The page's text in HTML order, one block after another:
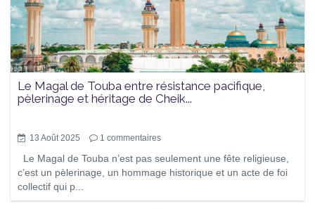
Le Magal de Touba entre résistance pacifique,
pèlerinage et héritage de Cheik...
13 Août 2025 1 commentaires
Le Magal de Touba n’est pas seulement une fête religieuse,
c’est un pèlerinage, un hommage historique et un acte de foi
collectif qui p...